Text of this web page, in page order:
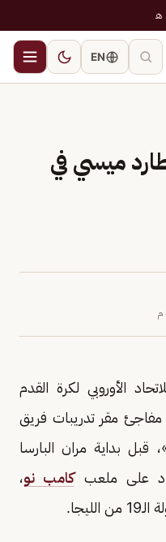
EN
ميسي في
الأوروبي لكرة القدم
مفاجئ مقر تدريبات فريق
قبل بداية مران البارسا
على ملعبكامب نو،